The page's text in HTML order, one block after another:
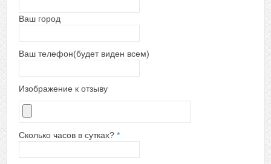
Ваш город
Ваш телефон(будет виден всем)
Изображение к отзыву
Сколько часов в сутках? *